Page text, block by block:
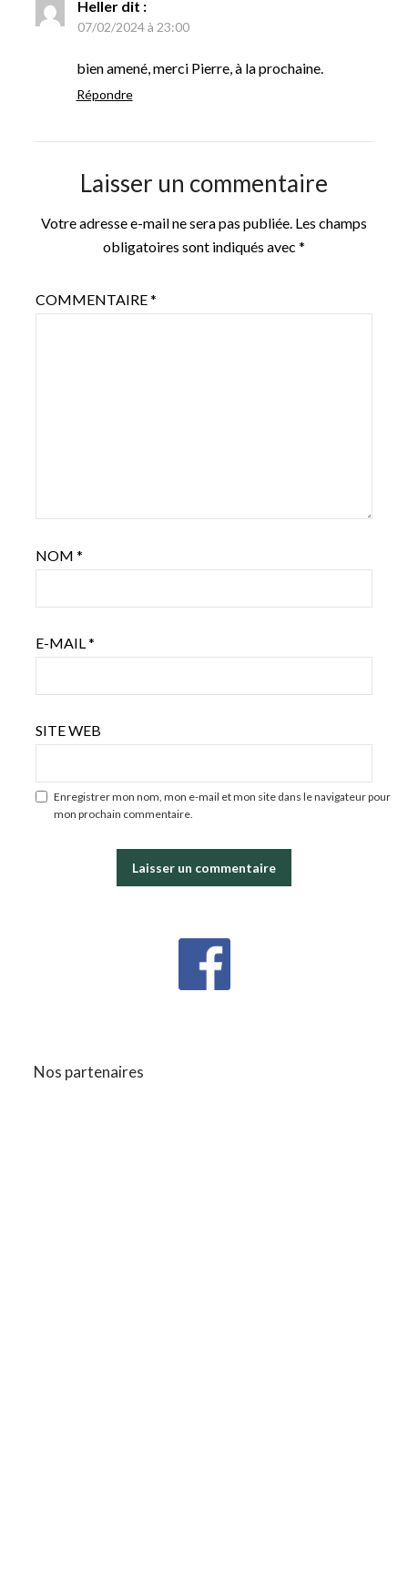
Heller dit :
07/02/2024 à 23:00
bien amené, merci Pierre, à la prochaine.
Répondre
Laisser un commentaire
Votre adresse e-mail ne sera pas publiée. Les champs
obligatoires sont indiqués avec *
COMMENTAIRE*
NOM *
E-MAIL*
SITE WEB
Enregistrer mon nom, mon e-mail et mon site dans le navigateur pour
mon prochain commentaire.
Nos partenaires